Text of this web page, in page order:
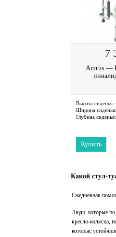
7
Amrus —
Высота сиденья:
Ширина сиденья:
Глубина сиденья:
Купить
Какой стул-
Ежедневная
Люди, которые по
кресло-коляска,
которые